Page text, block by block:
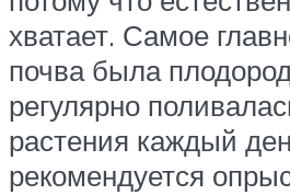
хватает. Самое
почва была
регулярно
растения каждый
рекомендуется